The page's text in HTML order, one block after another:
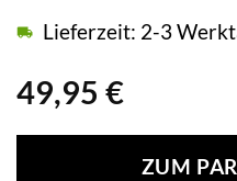
49,95 €
Lieferzeit: 2-3
ZUM